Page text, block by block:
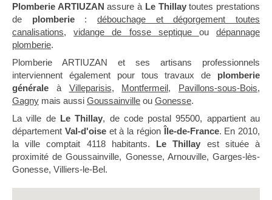
Plomberie ARTIUZAN assure à Le Thillaytoutes prestations
de plomberie:débouchage et dégorgement toutes
canalisations,vidange de fosse septique oudépannage
plomberie.
Plomberie ARTIUZAN et ses artisans professionnels
interviennent également pour tous travaux de plomberie
générale à Villeparisis, Montfermeil, Pavillons-sous-Bois,
Gagny mais aussi Goussainville ou Gonesse.
La ville de Le Thillay, de code postal 95500, appartient au
département Val-d'oiseet à la région Île-de-France. En 2010,
la ville comptait 4118 habitants. Le Thillay est située à
proximité de Goussainville, Gonesse, Arnouville, Garges-lès-
Gonesse, Villiers-le-Bel.